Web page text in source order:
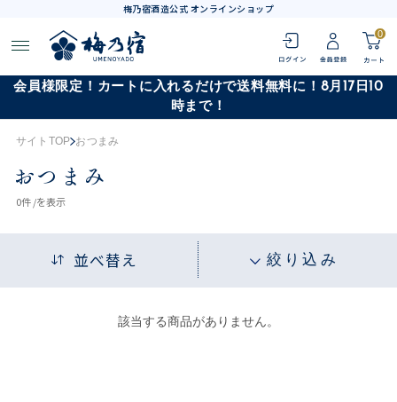
梅乃宿酒造公式 オンラインショップ
0
会員様限定！カートに入れるだけで送料無料に！8月17日10
時まで！
サイトTOP おつまみ
おつまみ
0件 /を表示
並べ替え 絞り込み
該当する商品がありません。